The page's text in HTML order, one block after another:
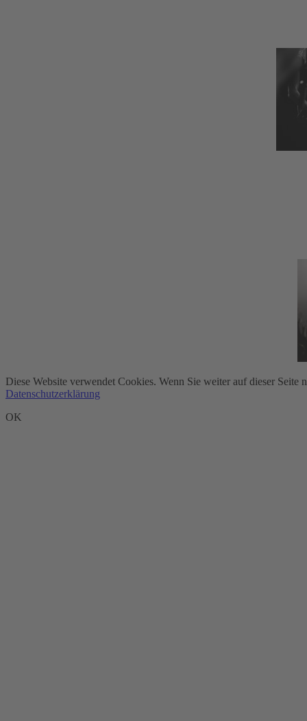
Diese Website verwendet Cookies. Wenn Sie weiter auf dieser
Datenschutzerklärung
OK